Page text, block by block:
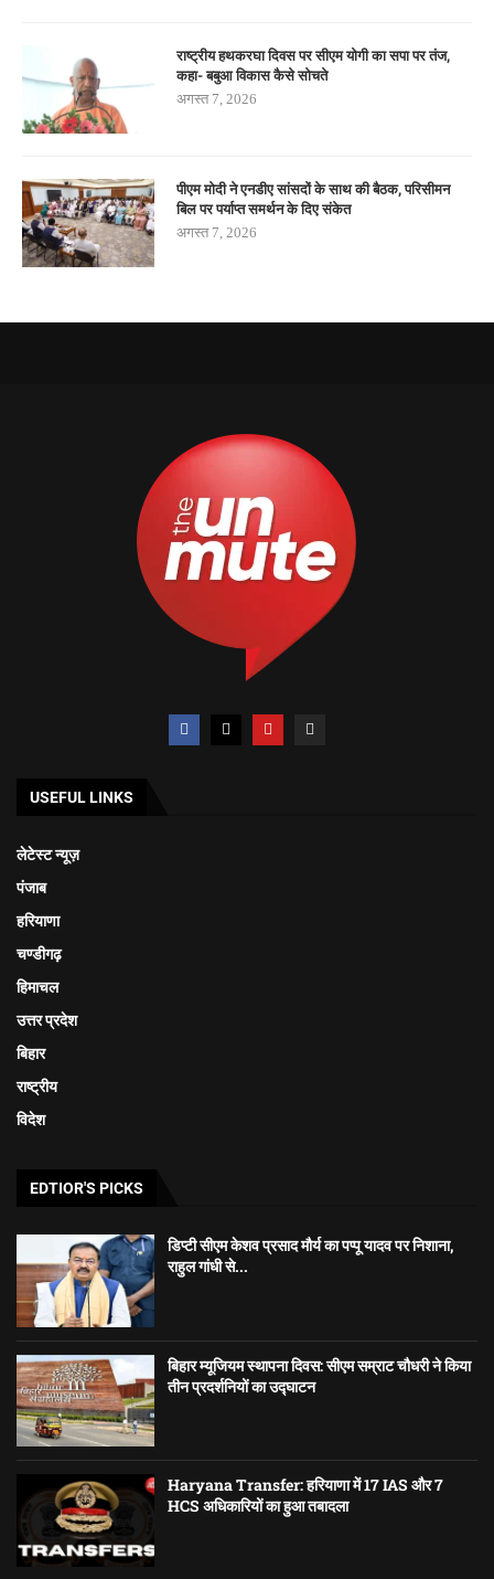
राष्ट्रीय हथकरघा दिवस पर सीएम योगी का सपा पर तंज,
कहा- बबुआ विकास कैसे सोचते
अगस्त 7, 2026
पीएम मोदी ने एनडीए सांसदों के साथ की बैठक, परिसीमन
बिल पर पर्याप्त समर्थन के दिए संकेत
अगस्त 7, 2026
USEFUL LINKS
लेटेस्ट न्यूज़
पंजाब
हरियाणा
चण्डीगढ़
हिमाचल
उत्तर प्रदेश
बिहार
राष्ट्रीय
विदेश
EDTIOR'S PICKS
डिप्टी सीएम केशव प्रसाद मौर्य का पप्पू यादव पर निशाना,
राहुल गांधी से...
बिहार म्यूजियम स्थापना दिवस: सीएम सम्राट चौधरी ने किया
तीन प्रदर्शनियों का उद्घाटन
Haryana Transfer: हरियाणा में 17 IAS और 7
HCS अधिकारियों का हुआ तबादला